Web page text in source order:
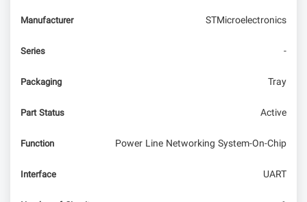
ساخت پروگرامر OpenCpu ماژول های کوییکتل با
Manufacturer STMicroelectronics
Series -
Packaging Tray
Part Status Active
Function Power Line Networking System-On-Chip
Interface UART